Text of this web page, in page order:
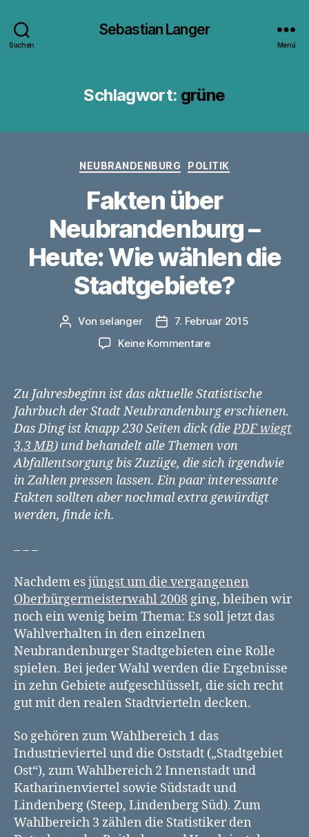
Suchen
Sebastian Langer
Menü
Schlagwort: grüne
Kategorien
NEUBRANDENBURG POLITIK
Fakten über
Neubrandenburg –
Heute: Wie wählen die
Stadtgebiete?
Beitragsautor
Von selanger Veröffentlichungsdatum
7. Februar 2015
Keine Kommentarezu
Neubrandenburg
Heute:
Wie
wählen
die
Stadtgebiete?
Zu Jahresbeginn ist das aktuelle Statistische
Jahrbuch der Stadt Neubrandenburg erschienen.
Das Ding ist knapp 230 Seiten dick (diePDF wiegt
3,3 MB) und behandelt alle Themen von
Abfallentsorgung bis Zuzüge, die sich irgendwie
in Zahlen pressen lassen. Ein paar interessante
Fakten sollten aber nochmal extra gewürdigt
werden, finde ich.
– – –
Nachdem esjüngst um die vergangenen
Oberbürgermeisterwahl 2008ging, bleiben wir
noch ein wenig beim Thema: Es soll jetzt das
Wahlverhalten in den einzelnen
Neubrandenburger Stadtgebieten eine Rolle
spielen. Bei jeder Wahl werden die Ergebnisse
in zehn Gebiete aufgeschlüsselt, die sich recht
gut mit den realen Stadtvierteln decken.
So gehören zum Wahlbereich 1 das
Industrieviertel und die Oststadt („Stadtgebiet
Ost“), zum Wahlbereich 2 Innenstadt und
Katharinenviertel sowie Südstadt und
Lindenberg (Steep, Lindenberg Süd). Zum
Wahlbereich 3 zählen die Statistiker den